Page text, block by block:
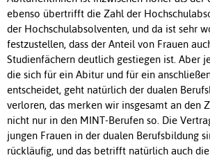
ebenso übertrifft die Zahl der
der Hochschulabsolventen, und da ist sehr
festzustellen, dass der Anteil von Frauen
Studienfächern deutlich gestiegen ist. Aber
die sich für ein Abitur und für ein
entscheidet, geht natürlich der dualen
verloren, das merken wir insgesamt an den
nicht nur in den MINT-Berufen so. Die
jungen Frauen in der dualen Berufsbildung
rückläufig, und das betrifft natürlich auch